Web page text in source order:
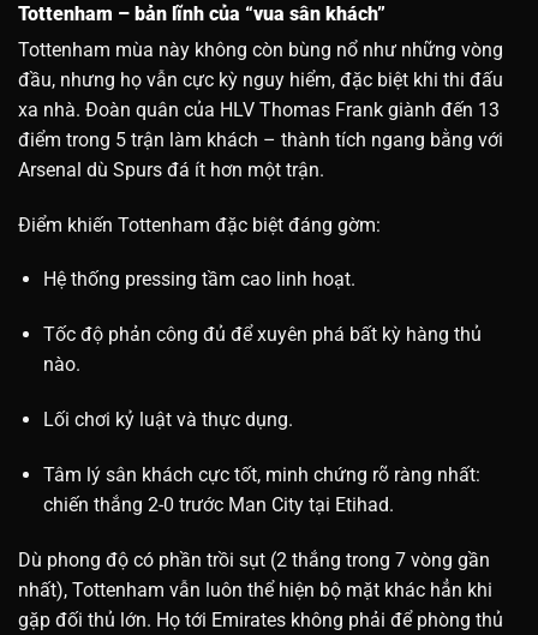
Tottenham – bản lĩnh của “vua sân khách”
Tottenham mùa này không còn bùng nổ như những vòng
đầu, nhưng họ vẫn cực kỳ nguy hiểm, đặc biệt khi thi đấu
xa nhà. Đoàn quân của HLV Thomas Frank giành đến 13
điểm trong 5 trận làm khách – thành tích ngang bằng với
Arsenal dù Spurs đá ít hơn một trận.
Điểm khiến Tottenham đặc biệt đáng gờm:
Hệ thống pressing tầm cao linh hoạt.
Tốc độ phản công đủ để xuyên phá bất kỳ hàng thủ
nào.
Lối chơi kỷ luật và thực dụng.
Tâm lý sân khách cực tốt, minh chứng rõ ràng nhất:
chiến thắng 2-0 trước Man City tại Etihad.
Dù phong độ có phần trồi sụt (2 thắng trong 7 vòng gần
nhất), Tottenham vẫn luôn thể hiện bộ mặt khác hẳn khi
gặp đối thủ lớn. Họ tới Emirates không phải để phòng thủ